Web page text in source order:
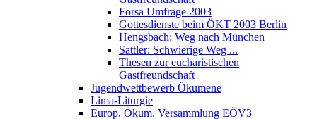
Forsa Umfrage 2003
Gottesdienste beim ÖKT 2003 Berlin
Hengsbach: Weg nach München
Sattler: Schwierige Weg ...
Thesen zur eucharistischen
Gastfreundschaft
Jugendwettbewerb Ökumene
Lima-Liturgie
Europ. Ökum. Versammlung EÖV3